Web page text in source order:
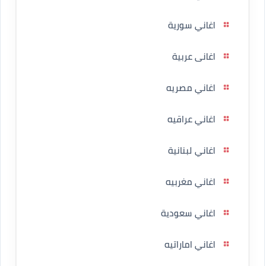
اغاني سورية
اغانى عربية
اغاني مصريه
اغاني عراقيه
اغاني لبنانية
اغاني مغربيه
اغاني سعودية
اغاني اماراتيه